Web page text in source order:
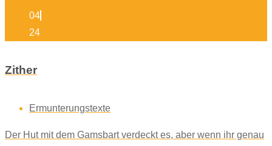
04
24
Zither
Ermunterungstexte
Der Hut mit dem Gamsbart verdeckt es, aber wenn ihr genau